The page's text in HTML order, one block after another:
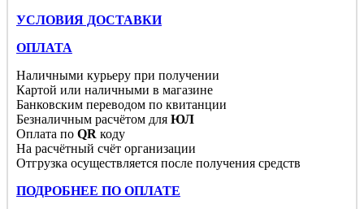
УСЛОВИЯ ДОСТАВКИ
ОПЛАТА
Наличными курьеру при получении
Картой или наличными в магазине
Банковским переводом по квитанции
Безналичным расчётом для ЮЛ
Оплата по QR коду
На расчётный счёт организации
Отгрузка осуществляется после получения средств
ПОДРОБНЕЕ ПО ОПЛАТЕ